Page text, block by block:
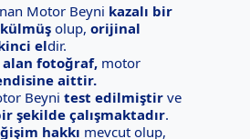
Motor Beyni kazalı bir
olup, orijinal
eldir.
fotoğraf,motor
aittir.
Beyni test edilmiştirve
şekilde çalışmaktadır.
hakkı mevcut olup,